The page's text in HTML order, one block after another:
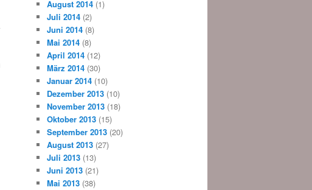
August 2014 (1)
Juli 2014 (2)
Juni 2014 (8)
Mai 2014 (8)
April 2014 (12)
März 2014 (30)
Januar 2014 (10)
Dezember 2013 (10)
November 2013 (18)
Oktober 2013 (15)
September 2013 (20)
August 2013 (27)
Juli 2013 (13)
Juni 2013 (21)
Mai 2013 (38)